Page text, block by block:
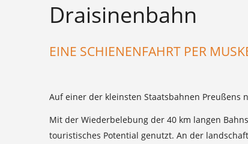
Draisinenbahn
EINE SCHIENENFAHRT PER
Auf einer der kleinsten Staatsbahnen Preußens
Mit der Wiederbelebung der 40 km langen
touristisches Potential genutzt. An der